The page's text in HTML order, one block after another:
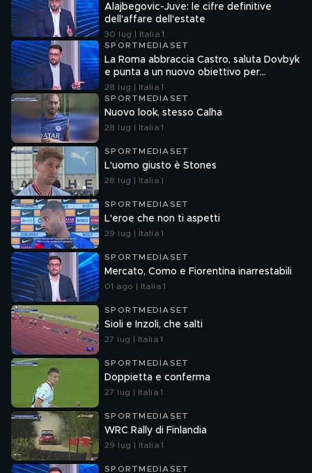
Alajbegovic-Juve: le cifre definitive
dell'affare dell'estate
30 lug | Italia 1
SPORTMEDIASET
La Roma abbraccia Castro, saluta Dovbyk
e punta a un nuovo obiettivo per
l'attacco
28 lug | Italia 1
SPORTMEDIASET
Nuovo look, stesso Calha
28 lug | Italia 1
SPORTMEDIASET
L'uomo giusto è Stones
28 lug | Italia 1
SPORTMEDIASET
L'eroe che non ti aspetti
29 lug | Italia 1
SPORTMEDIASET
Mercato, Como e Fiorentina inarrestabili
01 ago | Italia 1
SPORTMEDIASET
Sioli e Inzoli, che salti
27 lug | Italia 1
SPORTMEDIASET
Doppietta e conferma
27 lug | Italia 1
SPORTMEDIASET
WRC Rally di Finlandia
29 lug | Italia 1
SPORTMEDIASET